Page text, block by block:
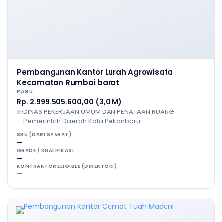
Pembangunan Kantor Lurah Agrowisata
Kecamatan Rumbai barat
PAGU
Rp. 2.999.505.600,00 (3,0 M)
DINAS PEKERJAAN UMUM DAN PENATAAN RUANG
Pemerintah Daerah Kota Pekanbaru
SBU (DARI SYARAT)
—
GRADE / KUALIFIKASI
—
KONTRAKTOR ELIGIBLE (DIREKTORI)
—